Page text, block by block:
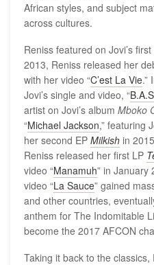
African styles, and subject
across cultures.
Reniss featured on Jovi’s
2013, Reniss released her
with her video “C’est La Vie.”
Jovi’s single and video, “
artist on Jovi’s album Mboko
“Michael Jackson,” featuring
her second EP Milkish in
Reniss released her first LP
video “Manamuh” in January
video “La Sauce” gained
and other countries,
anthem for The Indomitable
become the 2017 AFCON
Taking it back to the